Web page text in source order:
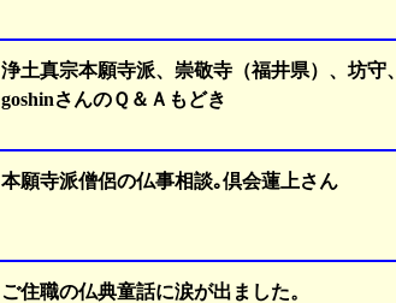
浄土真宗本願寺派、崇敬寺（福井県）、坊守、
goshinさんのＱ＆Ａもどき
本願寺派僧侶の仏事相談｡倶会蓮上さん
ご住職の仏典童話に涙が出ました。